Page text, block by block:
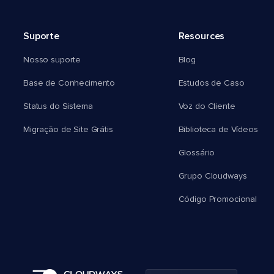
Suporte
Nosso suporte
Base de Conhecimento
Status do Sistema
Migração de Site Grátis
Resources
Blog
Estudos de Caso
Voz do Cliente
Biblioteca de Vídeos
Glossário
Grupo Cloudways
Código Promocional